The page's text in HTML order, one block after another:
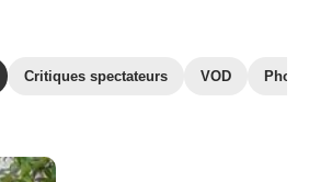
Critiques spectateurs VOD